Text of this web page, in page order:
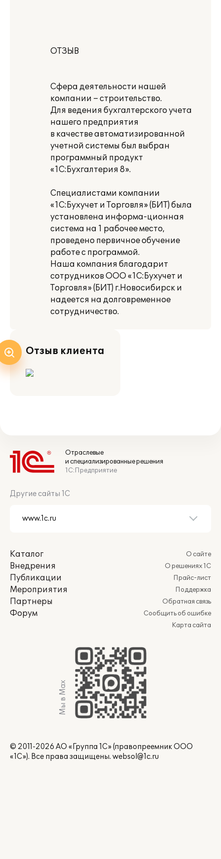
ОТЗЫВ
Сфера деятельности нашей
компании – строительство.
Для ведения бухгалтерского учета
нашего предприятия
в качестве автоматизированной
учетной системы был выбран
программный продукт
«1С:Бухгалтерия 8».
Специалистами компании
«1С:Бухучет и Торговля» (БИТ) была
установлена информа-ционная
система на 1 рабочее место,
проведено первичное обучение
работе с программой.
Наша компания благодарит
сотрудников ООО «1С:Бухучет и
Торговля» (БИТ) г.Новосибирск и
надеется на долговременное
сотрудничество.
Отзыв клиента
Отраслевые
и специализированные решения
1С:Предприятие
Другие сайты 1С
Каталог
Внедрения
Публикации
Мероприятия
Партнеры
Форум
О сайте
О решениях 1С
Прайс-лист
Поддержка
Обратная связь
Сообщить об ошибке
Карта сайта
Мы в Max
© 2011-2026 АО «Группа 1С» (правопреемник ООО
«1С»). Все права защищены. websol@1c.ru